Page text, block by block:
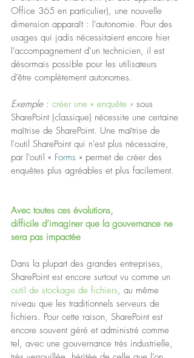
Office 365 en particulier), une nouvelle
dimension apparaît : l’autonomie. Pour des
usages qui jadis nécessitaient encore hier
l’accompagnement d’un technicien, il est
désormais possible pour les utilisateurs
d’être complètement autonomes.
Exemple : créer une « enquête » sous
SharePoint (classique) nécessite une certaine
maîtrise de SharePoint. Une maîtrise de
l'outil SharePoint qui n'est plus nécessaire,
par l'outil « Forms » permet de créer des
enquêtes plus agréables et plus facilement.
Avec toutes ces évolutions,
difficile d’imaginer que la gouvernance ne
sera pas impactée
Dans la plupart des grandes entreprises,
SharePoint est encore surtout vu comme un
outil de stockage de fichiers, au même
niveau que les traditionnels serveurs de
fichiers. Pour cette raison, SharePoint est
encore souvent géré et administré comme
tel, avec une gouvernance très industrielle,